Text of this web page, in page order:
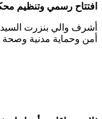
افتتاح رسمي وتنظيم
أشرف والي بنزرت
أمن وحماية مدنية